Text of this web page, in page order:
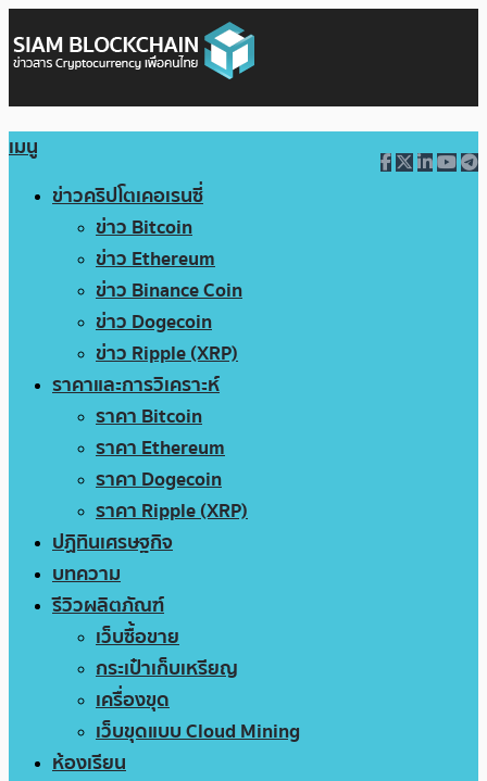
เมนู
ข่าวคริปโตเคอเรนซี่
ข่าว Bitcoin
ข่าว Ethereum
ข่าว Binance Coin
ข่าว Dogecoin
ข่าว Ripple (XRP)
ราคาและการวิเคราะห์
ราคา Bitcoin
ราคา Ethereum
ราคา Dogecoin
ราคา Ripple (XRP)
ปฏิทินเศรษฐกิจ
บทความ
รีวิวผลิตภัณฑ์
เว็บซื้อขาย
กระเป๋าเก็บเหรียญ
เครื่องขุด
เว็บขุดแบบ Cloud Mining
ห้องเรียน